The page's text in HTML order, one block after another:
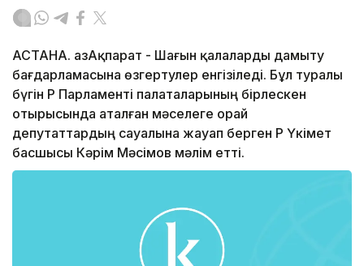
АСТАНА. ҚазАқпарат - Шағын қалаларды дамыту
бағдарламасына өзгертулер енгізіледі. Бұл туралы
бүгін ҚР Парламенті палаталарының бірлескен
отырысында аталған мәселеге орай
депутаттардың сауалына жауап берген ҚР Үкімет
басшысы Кәрім Мәсімов мәлім етті.